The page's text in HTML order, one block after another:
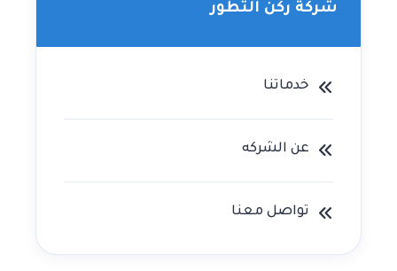
شركة ركن التطور
خدماتنا
عن الشركه
تواصل معنا